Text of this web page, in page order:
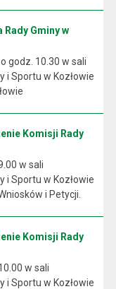
Rady Gminy w
godz. 10.30 w sali
i Sportu w Kozłowie
Komisji Rady
w sali
i Sportu w Kozłowie
i Petycji.
Komisji Rady
w sali
i Sportu w Kozłowie